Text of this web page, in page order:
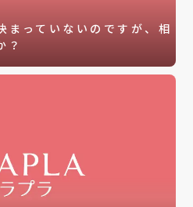
まっていないのですが、相
？